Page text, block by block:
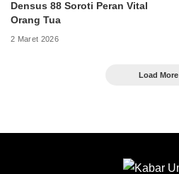
Densus 88 Soroti Peran Vital
Orang Tua
2 Maret 2026
Load More